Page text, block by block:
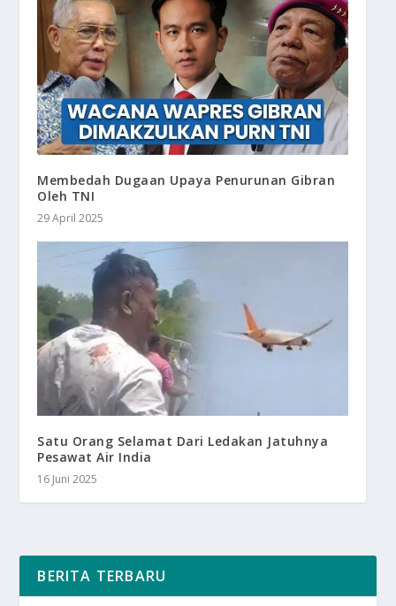
Membedah Dugaan Upaya Penurunan Gibran
Oleh TNI
29 April 2025
Satu Orang Selamat Dari Ledakan Jatuhnya
Pesawat Air India
16 Juni 2025
BERITA TERBARU